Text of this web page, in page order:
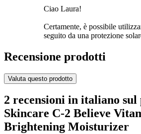
Ciao Laura!
Certamente, è possibile
seguito da una protezione
Recensione prodotti
Valuta questo prodotto
2 recensioni in italiano
Skincare C-2 Believe
Brightening Moisturizer